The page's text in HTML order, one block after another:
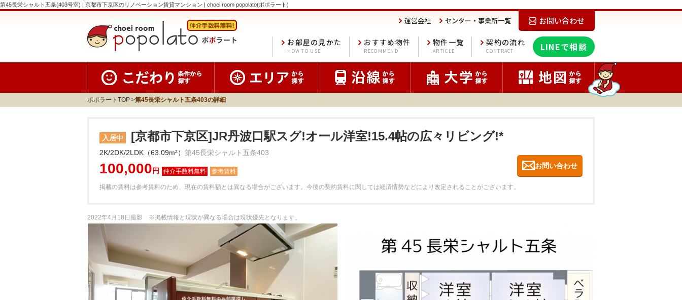
第45長栄シャルト五条(403号室) | 京都市下京区のリノベーション賃貸マンション | choei room popolato(ポポラート)
お問い合わせ
センター・事業所一覧
運営会社
LINEで相談
契約の流れ
CONTRACT
物件一覧
ARTICLE
おすすめ物件
RECOMMEND
お部屋の見かた
HOW TO USE
ポポラートTOP 第45長栄シャルト五条403の詳細
入居中 [京都市下京区]JR丹波口駅スグ!オール洋室!15.4帖の広々リビング!*
2K/2DK/2LDK（63.09m²） 第45長栄シャルト五条403
100,000 円 参考賃料
お問い合わせ
掲載の賃料は参考賃料のため、現在の賃料額とは異なる場合がございます。 今後の契約賃料に関しては経済情勢などにより改定されることがございます。
2022年4月18日撮影 ※掲載情報と現状が異なる場合は現状優先となります。